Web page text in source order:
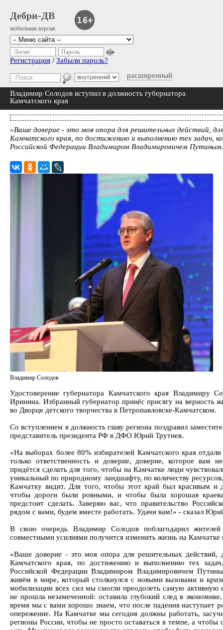
Дебри-ДВ
мобильная версия
расширенный
Логин Пароль
Регистрация / Забыли пароль?
Владимир Солодов вступил в должность губернатора
Камчатского края
«Ваше доверие - это моя опора для решительных действий,
Камчатского края, по достижению и выполнению тех задач,
Российской Федерации Владимиром Владимировичем
Владимир Солодов
Удостоверение губернатора Камчатского края Владимиру
Иринина. Избранный губернатор принёс присягу на верность
во Дворце детского творчества в Петропавловске-Камчатском.
Со вступлением в должность главу региона поздравил
представитель президента РФ в ДФО Юрий Трутнев.
«На выборах более 80% избирателей Камчатского края
только ответственность и доверие, доверие, которое
придётся сделать для того, чтобы на Камчатке люди
уникальный по природному ландшафту, по количеству
Камчатку видит. Для того, чтобы этот край был красивым и
чтобы дороги были ровными, и чтобы была хорошая
предстоит сделать. Заверяю вас, что правительство
рядом с вами, будем вместе работать. Удачи вам!» - сказал
В свою очередь Владимир Солодов поблагодарил
совместными усилиями получится изменить жизнь на
«Ваше доверие - это моя опора для решительных действий,
Камчатского края, по достижению и выполнению тех
Российской Федерации Владимиром Владимировичем
живём в мире, который столкнулся с новыми вызовами и
мобилизации всех сил мы смогли преодолеть самую
не прошла незамеченной: оставила глубокий след в
время мы с вами хорошо знаем, что после падения наступает
опережение. На Камчатке мы сегодня должны работать,
регионы России, чтобы не просто оставаться в темпе, а чтобы